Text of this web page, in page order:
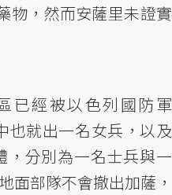
物，然而安薩里未證實
已經被以色列國防軍
也就出一名女兵，以及
，分別為一名士兵與一
面部隊不會撤出加薩，